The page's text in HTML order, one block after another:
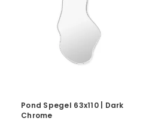
Pond Spegel 63x110 | Dark
Chrome